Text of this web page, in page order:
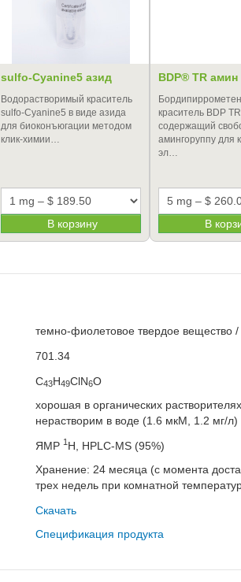
sulfo-Cyanine5 азид
Водорастворимый краситель
sulfo-Cyanine5 в виде азида
для биоконъюгации методом
клик-химии…
В корзину
BDP® TR амин
краситель BDP
содержащий
амингоруппу для
эл…
В
темно-фиолетовое твердое вещество
701.34
C43H49ClN6O
хорошая в органических
нерастворим в воде (1.6 мкМ, 1.2 мг/л)
ЯМР 1H, HPLC-MS (95%)
Хранение: 24 месяца (с момента
трех недель при комнатной
Скачать
Спецификация продукта